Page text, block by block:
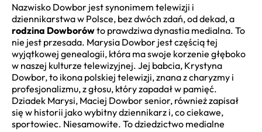
Nazwisko Dowbor jest synonimem telewizji i
dziennikarstwa w Polsce, bez dwóch zdań, od dekad, a
rodzina Dowborówto prawdziwa dynastia medialna. To
nie jest przesada. Marysia Dowbor jest częścią tej
wyjątkowej genealogii, która ma swoje korzenie głęboko
w naszej kulturze telewizyjnej. Jej babcia, Krystyna
Dowbor, to ikona polskiej telewizji, znana z charyzmy i
profesjonalizmu, z głosu, który zapadał w pamięć.
Dziadek Marysi, Maciej Dowbor senior, również zapisał
się w historii jako wybitny dziennikarz i, co ciekawe,
sportowiec. Niesamowite. To dziedzictwo medialne